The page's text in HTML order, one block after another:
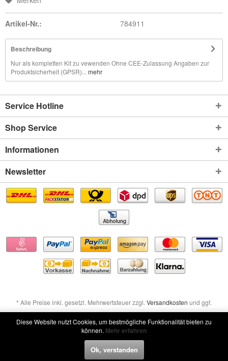
Artikel-Nr.: 784911
Beschreibung
Nur als kompletten Kit zu vewenden Ohne CEE-Zulassung Angaben zur
Produktsicherheit (GPSR)... mehr
Service Hotline
Shop Service
Informationen
Newsletter
* Alle Preise inkl. gesetzl. Mehrwertsteuer zzgl. Versandkosten und ggf.
Nachnahmegebühren, wenn nicht anders beschrieben
Widerruf erklären
Diese Website nutzt Cookies, um bestmögliche Funktionalität bieten zu
können. Mehr erfahren
Ok, verstanden